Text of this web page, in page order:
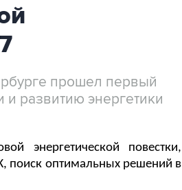
прошел первый
развитию энергетики
энергетической повестки,
поиск оптимальных решений в